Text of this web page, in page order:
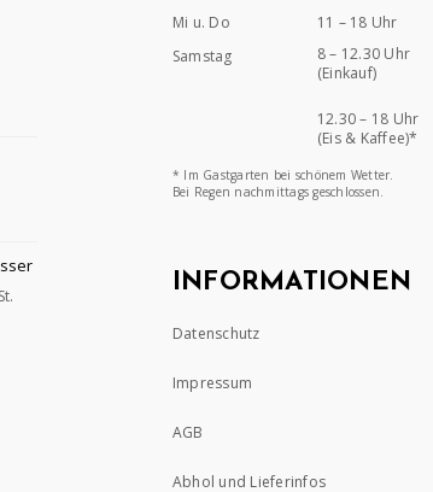
Mi u. Do
11 – 18 Uhr
Samstag
8 – 12.30 Uhr
(Einkauf)
12.30 – 18 Uhr
(Eis & Kaffee)*
* Im Gastgarten bei schönem Wetter.
Bei Regen nachmittags geschlossen.
INFORMATIONEN
Datenschutz
Impressum
AGB
Abhol und Lieferinfos